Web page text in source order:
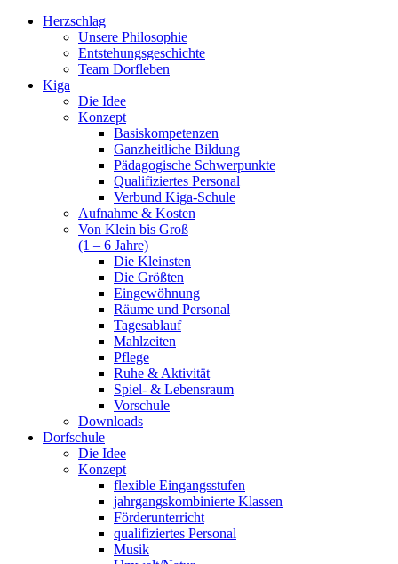
Herzschlag
Unsere Philosophie
Entstehungsgeschichte
Team Dorfleben
Kiga
Die Idee
Konzept
Basiskompetenzen
Ganzheitliche Bildung
Pädagogische Schwerpunkte
Qualifiziertes Personal
Verbund Kiga-Schule
Aufnahme & Kosten
Von Klein bis Groß
(1 – 6 Jahre)
Die Kleinsten
Die Größten
Eingewöhnung
Räume und Personal
Tagesablauf
Mahlzeiten
Pflege
Ruhe & Aktivität
Spiel- & Lebensraum
Vorschule
Downloads
Dorfschule
Die Idee
Konzept
flexible Eingangsstufen
jahrgangskombinierte Klassen
Förderunterricht
qualifiziertes Personal
Musik